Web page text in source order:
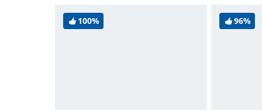
100% 96%